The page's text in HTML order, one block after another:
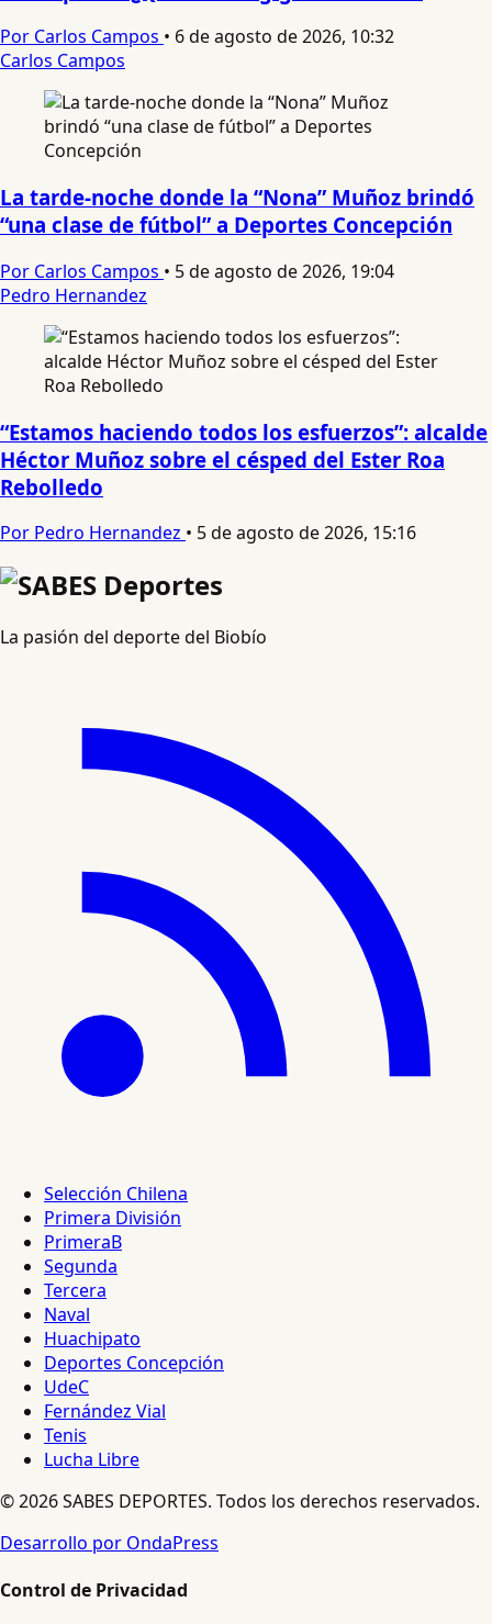
Por Carlos Campos • 6 de agosto de 2026, 10:32
Carlos Campos
La tarde-noche donde la “Nona” Muñoz brindó
“una clase de fútbol” a Deportes Concepción
Por Carlos Campos • 5 de agosto de 2026, 19:04
Pedro Hernandez
“Estamos haciendo todos los esfuerzos”: alcalde
Héctor Muñoz sobre el césped del Ester Roa
Rebolledo
Por Pedro Hernandez • 5 de agosto de 2026, 15:16
La pasión del deporte del Biobío
Selección Chilena
Primera División
PrimeraB
Segunda
Tercera
Naval
Huachipato
Deportes Concepción
UdeC
Fernández Vial
Tenis
Lucha Libre
© 2026 SABES DEPORTES. Todos los derechos reservados.
Desarrollo por OndaPress
Control de Privacidad